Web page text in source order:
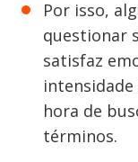
Por isso,
questionar
satisfaz
hora de
términos.